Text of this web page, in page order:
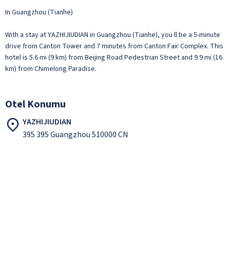
In Guangzhou (Tianhe)
With a stay at YAZHIJIUDIAN in Guangzhou (Tianhe), you ll be a 5-minute
drive from Canton Tower and 7 minutes from Canton Fair Complex. This
hotel is 5.6 mi (9 km) from Beijing Road Pedestrian Street and 9.9 mi (16
km) from Chimelong Paradise.
Otel Konumu
YAZHIJIUDIAN
395 395 Guangzhou 510000 CN